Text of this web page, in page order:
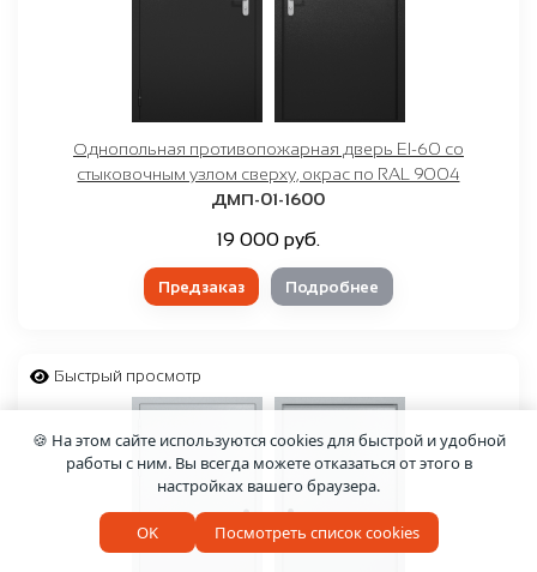
Однопольная противопожарная дверь EI-60 со
стыковочным узлом сверху, окрас по RAL 9004
ДМП-01-1600
19 000 руб.
Предзаказ Подробнее
Быстрый просмотр
🍪 На этом сайте используются cookies для быстрой и удобной
работы с ним. Вы всегда можете отказаться от этого в
настройках вашего браузера.
OK Посмотреть список cookies